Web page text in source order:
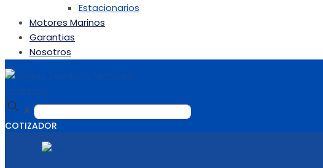
Estacionarios
Motores Marinos
Garantias
Nosotros
✕
COTIZADOR